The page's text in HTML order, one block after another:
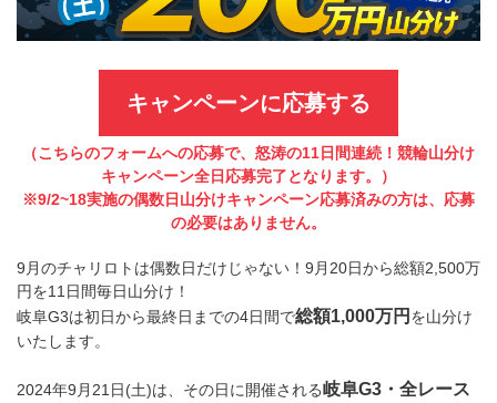
キャンペーンに応募する
（こちらのフォームへの応募で、怒涛の11日間連続！競輪山分け
キャンペーン全日応募完了となります。）
※9/2~18実施の偶数日山分けキャンペーン応募済みの方は、応募
の必要はありません。
9月のチャリロトは偶数日だけじゃない！9月20日から総額2,500万
円を11日間毎日山分け！
岐阜G3は初日から最終日までの4日間で総額1,000万円 を山分け
いたします。
2024年9月21日(土)は、その日に開催される岐阜G3・全レース